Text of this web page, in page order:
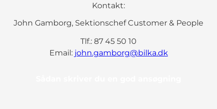
Kontakt:
John Gamborg, Sektionschef Customer & People
Tlf.: 87 45 50 10
Email: john.gamborg@bilka.dk